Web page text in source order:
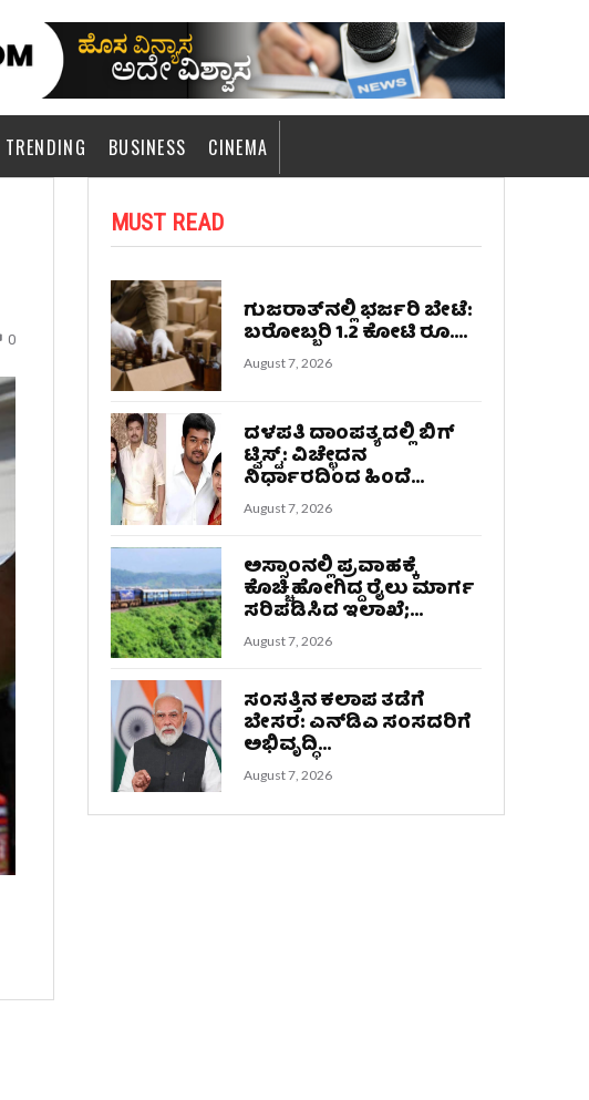
TRENDING BUSINESS CINEMA
0
MUST READ
ಗುಜರಾತ್‌ನಲ್ಲಿ ಭರ್ಜರಿ ಬೇಟೆ:
ಬರೋಬ್ಬರಿ 1.2 ಕೋಟಿ ರೂ....
August 7, 2026
ದಳಪತಿ ದಾಂಪತ್ಯದಲ್ಲಿ ಬಿಗ್
ಟ್ವಿಸ್ಟ್: ವಿಚ್ಛೇದನ
ನಿರ್ಧಾರದಿಂದ ಹಿಂದೆ...
August 7, 2026
ಅಸ್ಸಾಂನಲ್ಲಿ ಪ್ರವಾಹಕ್ಕೆ
ಕೊಚ್ಚಿಹೋಗಿದ್ದ ರೈಲು ಮಾರ್ಗ
ಸರಿಪಡಿಸಿದ ಇಲಾಖೆ;...
August 7, 2026
ಸಂಸತ್ತಿನ ಕಲಾಪ ತಡೆಗೆ
ಬೇಸರ: ಎನ್‌ಡಿಎ ಸಂಸದರಿಗೆ
ಅಭಿವೃದ್ಧಿ...
August 7, 2026